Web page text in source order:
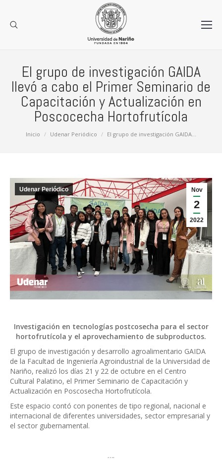
El grupo de investigación GAIDA
llevó a cabo el Primer Seminario de
Capacitación y Actualización en
Poscocecha Hortofrutícola
Estás aquí:
Inicio Udenar Periódico El grupo de investigación GAIDA…
Nov
2
2022
Udenar Periódico
Investigación en tecnologías postcosecha para el sector
hortofrutícola y el aprovechamiento de subproductos.
El grupo de investigación y desarrollo agroalimentario GAIDA
de la Facultad de Ingeniería Agroindustrial de la Universidad de
Nariño, realizó los días 21 y 22 de octubre en el Centro
Cultural Palatino, el Primer Seminario de Capacitación y
Actualización en Poscosecha Hortofrutícola.
Este espacio contó con ponentes de tipo regional, nacional e
internacional de diferentes universidades, sector empresarial y
el sector gubernamental.
….